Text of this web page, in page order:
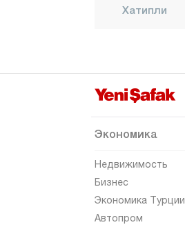
Хатипли
НИКСАР
ПАЗАР
Шенюрт
Серенли
Экономика
Недвижимость
Бизнес
Экономика Турции
Автопром